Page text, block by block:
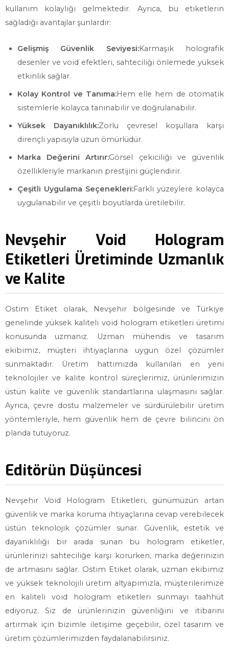
kullanım kolaylığı gelmektedir. Ayrıca, bu etiketlerin
sağladığı avantajlar şunlardır:
Gelişmiş Güvenlik Seviyesi:Karmaşık holografik
desenler ve void efektleri, sahteciliği önlemede yüksek
etkinlik sağlar.
Kolay Kontrol ve Tanıma:Hem elle hem de otomatik
sistemlerle kolayca tanınabilir ve doğrulanabilir.
Yüksek Dayanıklılık:Zorlu çevresel koşullara karşı
dirençli yapısıyla uzun ömürlüdür.
Marka Değerini Artırır:Görsel çekiciliği ve güvenlik
özellikleriyle markanın prestijini güçlendirir.
Çeşitli Uygulama Seçenekleri:Farklı yüzeylere kolayca
uygulanabilir ve çeşitli boyutlarda üretilebilir.
Nevşehir Void Hologram
Etiketleri Üretiminde Uzmanlık
ve Kalite
Ostim Etiket olarak, Nevşehir bölgesinde ve Türkiye
genelinde yüksek kaliteli void hologram etiketleri üretimi
konusunda uzmanız. Uzman mühendis ve tasarım
ekibimiz, müşteri ihtiyaçlarına uygun özel çözümler
sunmaktadır. Üretim hattımızda kullanılan en yeni
teknolojiler ve kalite kontrol süreçlerimiz, ürünlerimizin
üstün kalite ve güvenlik standartlarına ulaşmasını sağlar.
Ayrıca, çevre dostu malzemeler ve sürdürülebilir üretim
yöntemleriyle, hem güvenlik hem de çevre bilincini ön
planda tutuyoruz.
Editörün Düşüncesi
Nevşehir Void Hologram Etiketleri, günümüzün artan
güvenlik ve marka koruma ihtiyaçlarına cevap verebilecek
üstün teknolojik çözümler sunar. Güvenlik, estetik ve
dayanıklılığı bir arada sunan bu hologram etiketler,
ürünlerinizi sahteciliğe karşı korurken, marka değerinizin
de artmasını sağlar. Ostim Etiket olarak, uzman ekibimiz
ve yüksek teknolojili üretim altyapımızla, müşterilerimize
en kaliteli void hologram etiketleri sunmayı taahhüt
ediyoruz. Siz de ürünlerinizin güvenliğini ve itibarını
artırmak için bizimle iletişime geçebilir, özel tasarım ve
üretim çözümlerimizden faydalanabilirsiniz.